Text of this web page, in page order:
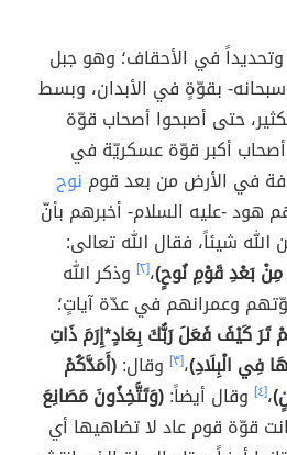
في الأحقاف؛ وهو جبل
بقوّةٍ في الأبدان، وبسط
حتى أصبحوا أصحاب قوّة
أصحاب أكبر قوّة عسكريّة في
في الأرض من بعد قوم نوح
هود -عليه السلام- أخبرهم بأنّ
شيئاً، فقال الله تعالى:
مِنْ بَعْدِ قَوْمِ نُوحٍ)،[٢]
وذكر الله
وعمرانهم في عدّة آياتٍ؛
تَرَ كَيْفَ فَعَلَ رَبُّكَ بِعَادٍ*إِرَمَ ذَاتِ
فِي الْبِلَادِ)،[٣] وقال:(أَمَدَّكُمْ
،[٤] وقال أيضاً:(وَتَتَّخِذُونَ مَصَانِعَ
قوّة قوم عاد لا تضاهيها أي